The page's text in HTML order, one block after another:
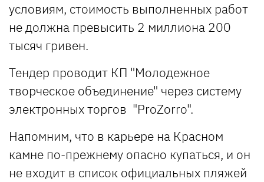
условиям, стоимость выполненных работ
не должна превысить 2 миллиона 200
тысяч гривен.
Тендер проводит КП "Молодежное
творческое объединение" через систему
электронных торгов "ProZorro".
Напомним, что в карьере на Красном
камне по-прежнему опасно купаться, и он
не входит в список официальных пляжей